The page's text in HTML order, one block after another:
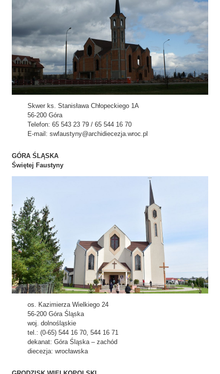
Skwer ks. Stanisława Chłopeckiego 1A
56-200 Góra
Telefon: 65 543 23 79 / 65 544 16 70
E-mail: swfaustyny@archidiecezja.wroc.pl
GÓRA ŚLĄSKA
Świętej Faustyny
os. Kazimierza Wielkiego 24
56-200 Góra Śląska
woj. dolnośląskie
tel.: (0-65) 544 16 70, 544 16 71
dekanat: Góra Śląska – zachód
diecezja: wrocławska